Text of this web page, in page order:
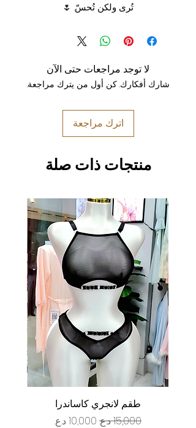
تُرى ولكن تُحسّ. 🌷
لا توجد مراجعات حتى الآن
شارك أفكارك. كن أول من يترك مراجعة.
اترك مراجعة
منتجات ذات صلة
طقم لانجري كاساندرا
سعر عادي سعر البيع